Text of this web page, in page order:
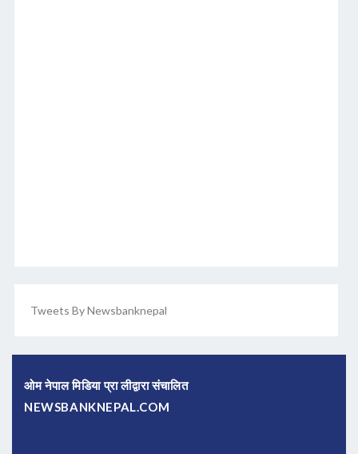
Tweets By Newsbanknepal
ओम नेपाल मिडिया प्रा लीद्वारा संचालित
NEWSBANKNEPAL.COM